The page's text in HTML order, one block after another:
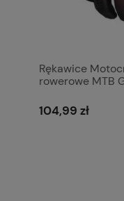
Rękawice
rowerowe MTB
104,99 zł